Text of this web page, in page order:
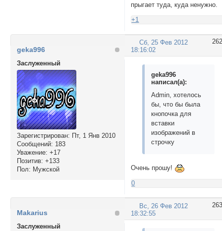
прыгает туда, куда ненужно.
+1
262
Сб, 25 Фев 2012
18:16:02
geka996
Заслуженный
Зарегистрирован: Пт, 1 Янв 2010
Сообщений: 183
Уважение: +17
Позитив: +133
Пол: Мужской
geka996
написал(а):
Admin, хотелось
бы, что бы была
кнопочка для
вставки
изображений в
строчку
Очень прошу!
0
263
Вс, 26 Фев 2012
18:32:55
Makarius
Заслуженный